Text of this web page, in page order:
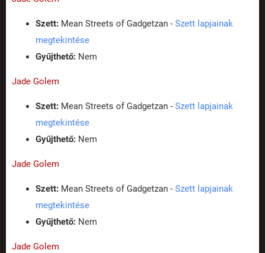
Szett: Mean Streets of Gadgetzan - Szett lapjainak
megtekintése
Gyűjthető: Nem
Jade Golem
Szett: Mean Streets of Gadgetzan - Szett lapjainak
megtekintése
Gyűjthető: Nem
Jade Golem
Szett: Mean Streets of Gadgetzan - Szett lapjainak
megtekintése
Gyűjthető: Nem
Jade Golem